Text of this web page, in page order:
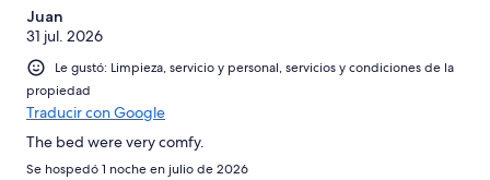
Juan
31 jul. 2026
Le gustó: Limpieza, servicio y personal, servicios y condiciones de la
propiedad
Traducir con Google
The bed were very comfy.
Se hospedó 1 noche en julio de 2026